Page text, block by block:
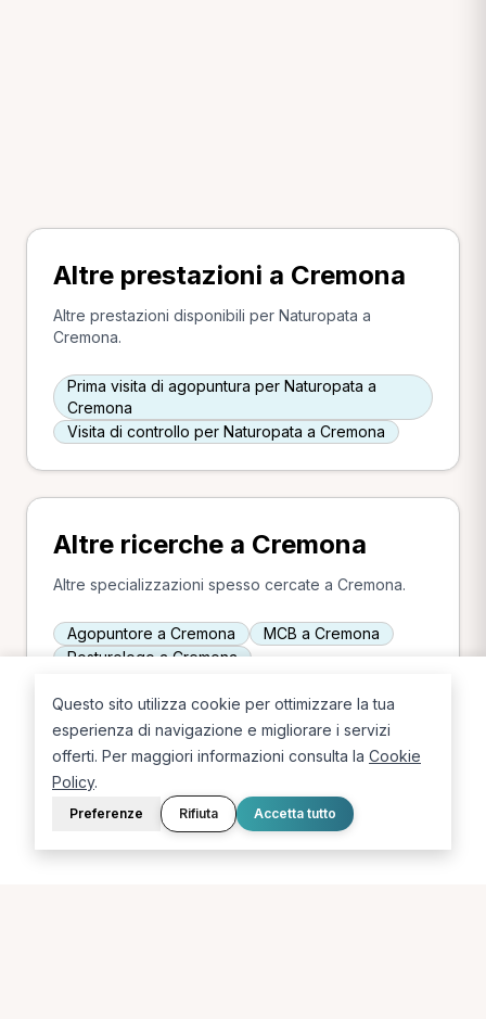
Altre prestazioni a Cremona
Altre prestazioni disponibili per Naturopata a
Cremona.
Prima visita di agopuntura per Naturopata a
Cremona
Visita di controllo per Naturopata a Cremona
Altre ricerche a Cremona
Altre specializzazioni spesso cercate a Cremona.
Agopuntore a Cremona
MCB a Cremona
Posturologo a Cremona
La piattaforma per trovare il terapista giusto, vicino a te.
Questo sito utilizza cookie per ottimizzare la tua
esperienza di navigazione e migliorare i servizi
offerti. Per maggiori informazioni consulta la Cookie
Policy.
Preferenze Rifiuta Accetta tutto